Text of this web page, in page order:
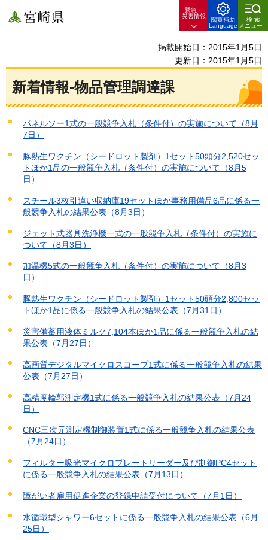
宮崎県
緊急・
災害情報
閲覧補助
Language
検索
メニュー
掲載開始日：2015年1月5日
更新日：2015年1月5日
新着情報-物品管理調達課
パネルソー1式の一般競争入札（条件付）の実施について（8月
7日）
豚熱生ワクチン（シードロット製剤）1セット50頭分2,520セッ
トほか1品の一般競争入札（条件付）の実施について（8月5
日）
スチール3枚引違い収納庫19セットほか事務用備品6品に係る一
般競争入札の結果公表（8月3日）
ジェット式器具洗浄機一式の一般競争入札（条件付）の実施に
ついて（8月3日）
加温機5式の一般競争入札（条件付）の実施について（8月3
日）
豚熱生ワクチン（シードロット製剤）1セット50頭分2,800セッ
トほか1品に係る一般競争入札の結果公表（7月31日）
災害備蓄用液体ミルク7,104本ほか1品に係る一般競争入札の結
果公表（7月27日）
高画質デジタルマイクロスコープ1式に係る一般競争入札の結果
公表（7月27日）
高精度輪郭測定機1式に係る一般競争入札の結果公表（7月24
日）
CNC三次元測定機制御装置1式に係る一般競争入札の結果公表
（7月24日）
フィルター吸光マイクロプレートリーダー及び制御PC4セット
に係る一般競争入札の結果公表（7月13日）
障がい者雇用促進企業の登録申請受付について（7月1日）
水循環型シャワー6セットに係る一般競争入札の結果公表（6月
25日）